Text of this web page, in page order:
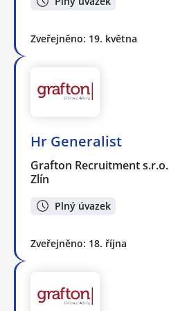
Zveřejněno: 19. května
Hr Generalist
Grafton Recruitment s.r.o.
Zlín
Plný úvazek
Zveřejněno: 18. října